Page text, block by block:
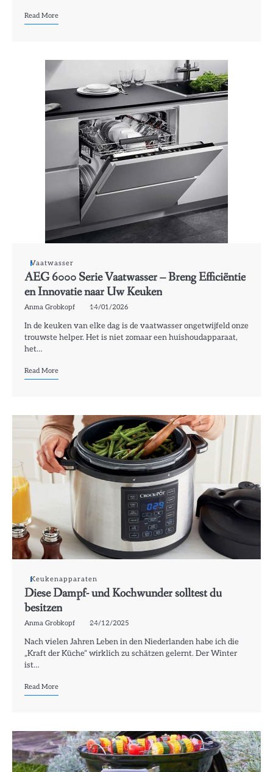
Read More
Vaatwasser
AEG 6000 Serie Vaatwasser – Breng Efficiëntie
en Innovatie naar Uw Keuken
Anma Grobkopf 14/01/2026
In de keuken van elke dag is de vaatwasser ongetwijfeld onze
trouwste helper. Het is niet zomaar een huishoudapparaat,
het…
Read More
Keukenapparaten
Diese Dampf- und Kochwunder solltest du
besitzen
Anma Grobkopf 24/12/2025
Nach vielen Jahren Leben in den Niederlanden habe ich die
„Kraft der Küche“ wirklich zu schätzen gelernt. Der Winter
ist…
Read More